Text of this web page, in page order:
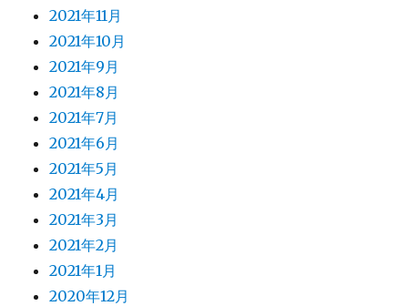
2021年11月
2021年10月
2021年9月
2021年8月
2021年7月
2021年6月
2021年5月
2021年4月
2021年3月
2021年2月
2021年1月
2020年12月